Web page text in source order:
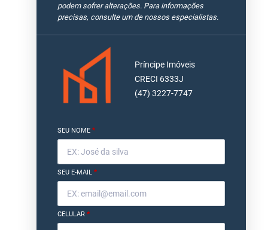
podem sofrer alterações. Para informações
precisas, consulte um de nossos especialistas.
Príncipe Imóveis
CRECI 6333J
(47) 3227-7747
SEU NOME *
SEU E-MAIL *
CELULAR *